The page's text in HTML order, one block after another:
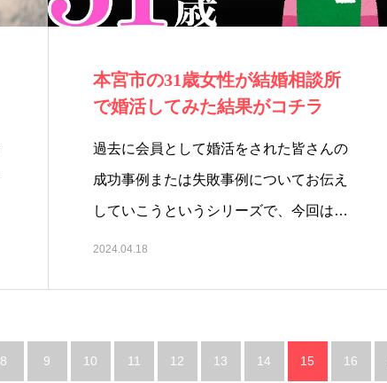
本宮市の31歳女性が結婚相談所
で婚活してみた結果がコチラ
過去に会員として婚活をされた皆さんの
成功事例または失敗事例についてお伝え
していこうというシリーズで、今回は
本…
2024.04.18
8 9 10 11 12 13 14 15 16